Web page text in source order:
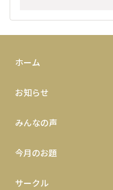
ホーム
お知らせ
みんなの声
今月のお題
サークル